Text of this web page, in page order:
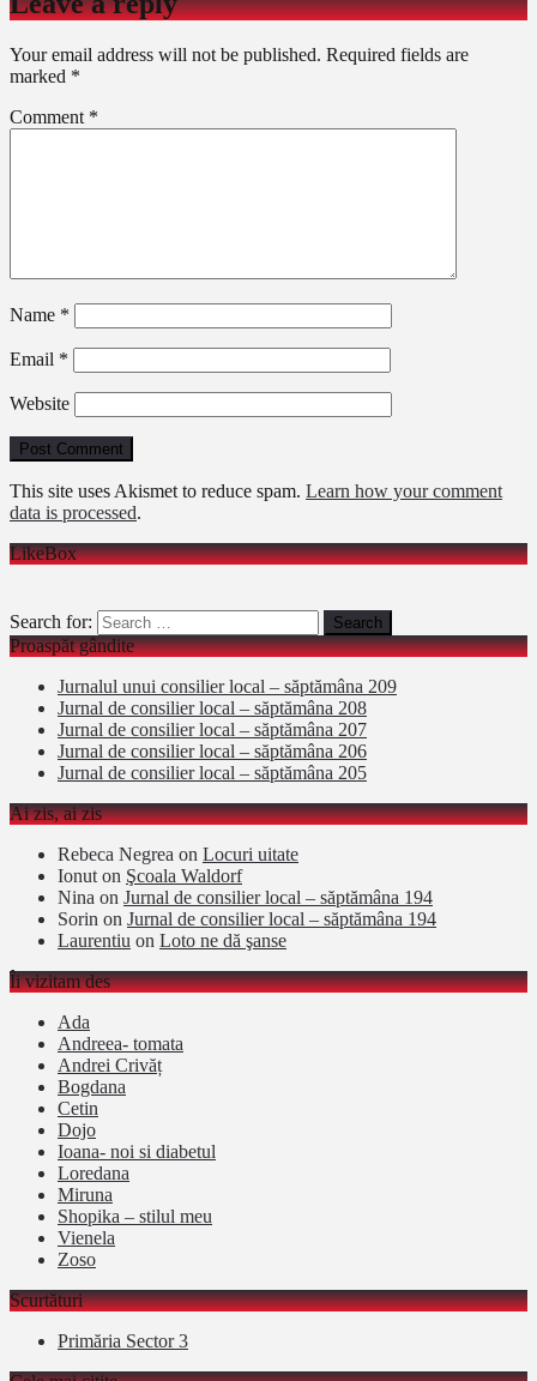
Your email address will not be published. Required fields are
marked *
Comment *
Name *
Email *
Website
This site uses Akismet to reduce spam. Learn how your comment
data is processed.
LikeBox
Search for:
Proaspăt gândite
Jurnalul unui consilier local – săptămâna 209
Jurnal de consilier local – săptămâna 208
Jurnal de consilier local – săptămâna 207
Jurnal de consilier local – săptămâna 206
Jurnal de consilier local – săptămâna 205
Ai zis, ai zis
Rebeca Negrea on Locuri uitate
Ionut on Şcoala Waldorf
Nina on Jurnal de consilier local – săptămâna 194
Sorin on Jurnal de consilier local – săptămâna 194
Laurentiu on Loto ne dă şanse
Îi vizitam des
Ada
Andreea- tomata
Andrei Crivăț
Bogdana
Cetin
Dojo
Ioana- noi si diabetul
Loredana
Miruna
Shopika – stilul meu
Vienela
Zoso
Scurtături
Primăria Sector 3